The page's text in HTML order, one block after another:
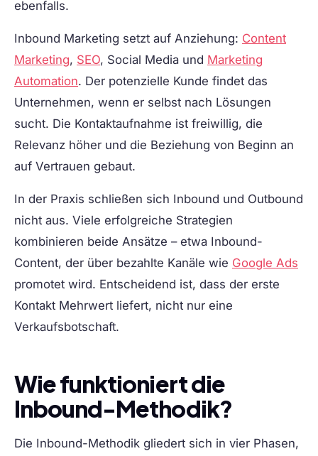
ebenfalls.
Inbound Marketing setzt auf Anziehung: Content
Marketing, SEO, Social Media und Marketing
Automation. Der potenzielle Kunde findet das
Unternehmen, wenn er selbst nach Lösungen
sucht. Die Kontaktaufnahme ist freiwillig, die
Relevanz höher und die Beziehung von Beginn an
auf Vertrauen gebaut.
In der Praxis schließen sich Inbound und Outbound
nicht aus. Viele erfolgreiche Strategien
kombinieren beide Ansätze – etwa Inbound-
Content, der über bezahlte Kanäle wie Google Ads
promotet wird. Entscheidend ist, dass der erste
Kontakt Mehrwert liefert, nicht nur eine
Verkaufsbotschaft.
Wie funktioniert die
Inbound-Methodik?
Die Inbound-Methodik gliedert sich in vier Phasen,